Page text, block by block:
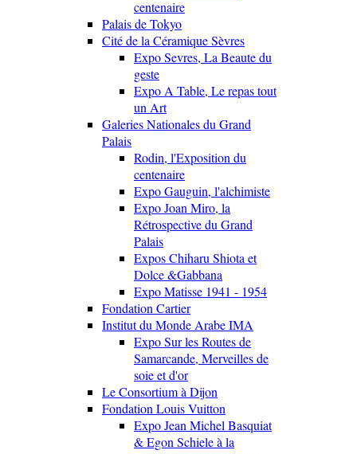
centenaire
Palais de Tokyo
Cité de la Céramique Sèvres
Expo Sevres, La Beaute du
geste
Expo A Table, Le repas tout
un Art
Galeries Nationales du Grand
Palais
Rodin, l'Exposition du
centenaire
Expo Gauguin, l'alchimiste
Expo Joan Miro, la
Rétrospective du Grand
Palais
Expos Chiharu Shiota et
Dolce &Gabbana
Expo Matisse 1941 - 1954
Fondation Cartier
Institut du Monde Arabe IMA
Expo Sur les Routes de
Samarcande, Merveilles de
soie et d'or
Le Consortium à Dijon
Fondation Louis Vuitton
Expo Jean Michel Basquiat
& Egon Schiele à la